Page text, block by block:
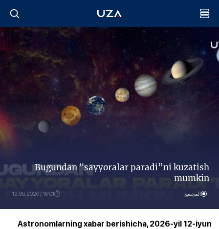
Bugundan "sayyoralar paradi”ni kuzatish
mumkin
المجتمع 18:01 / 12.06.2026
Astronomlarning xabar berishicha, 2026-yil 12-iyun